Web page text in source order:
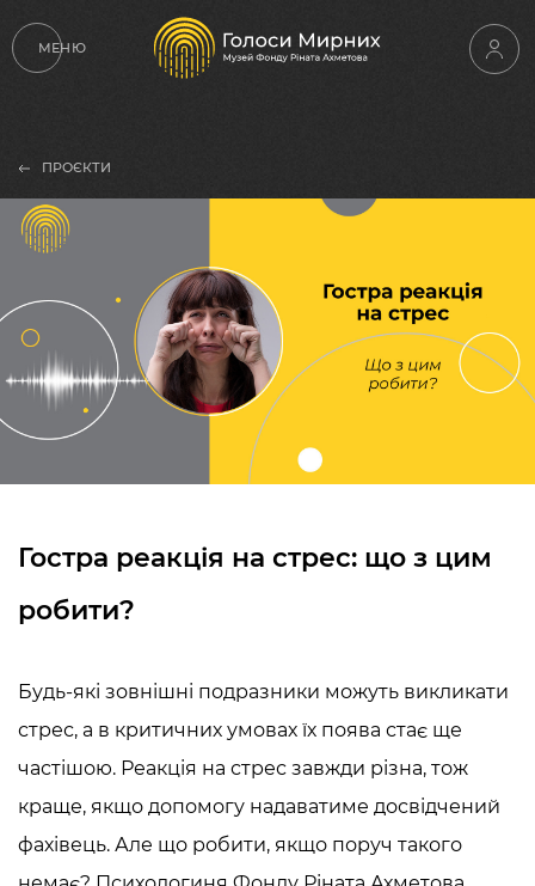
МЕНЮ
ПРОЄКТИ
Гостра реакція на стрес: що з цим
робити?
Будь-які зовнішні подразники можуть викликати
стрес, а в критичних умовах їх поява стає ще
частішою. Реакція на стрес завжди різна, тож
краще, якщо допомогу надаватиме досвідчений
фахівець. Але що робити, якщо поруч такого